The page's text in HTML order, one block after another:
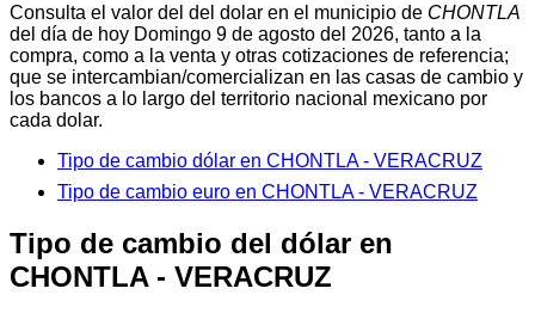
Consulta el valor del del dolar en el municipio de CHONTLA
del día de hoy Domingo 9 de agosto del 2026, tanto a la
compra, como a la venta y otras cotizaciones de referencia;
que se intercambian/comercializan en las casas de cambio y
los bancos a lo largo del territorio nacional mexicano por
cada dolar.
Tipo de cambio dólar en CHONTLA - VERACRUZ
Tipo de cambio euro en CHONTLA - VERACRUZ
Tipo de cambio del dólar en
CHONTLA - VERACRUZ